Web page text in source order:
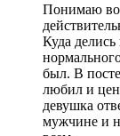
Понимаю
Куда
был. В
любил и
девушка
мужчине и